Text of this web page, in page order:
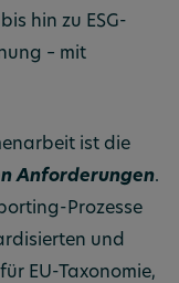
hin zu ESG-
– mit
ist die
Anforderungen.
Prozesse
und
EU-Taxonomie,